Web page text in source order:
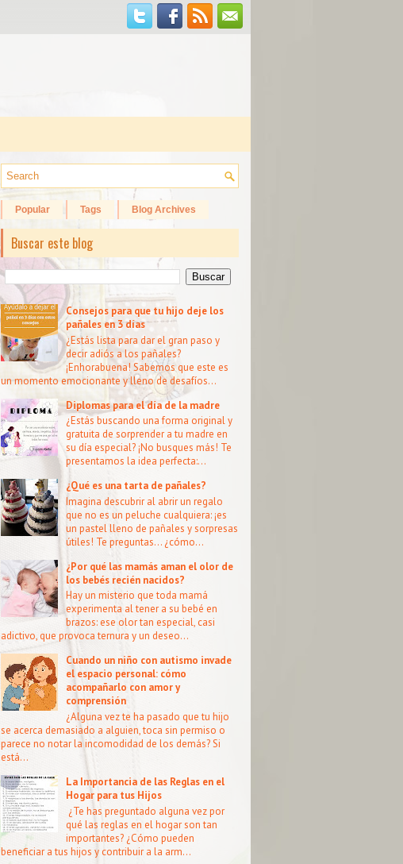
Popular Tags Blog Archives
Buscar este blog
Consejos para que tu hijo deje los
pañales en 3 días
¿Estás lista para dar el gran paso y
decir adiós a los pañales?
¡Enhorabuena! Sabemos que este es
un momento emocionante y lleno de desafíos...
Diplomas para el día de la madre
¿Estás buscando una forma original y
gratuita de sorprender a tu madre en
su día especial? ¡No busques más! Te
presentamos la idea perfecta:...
¿Qué es una tarta de pañales?
Imagina descubrir al abrir un regalo
que no es un peluche cualquiera: ¡es
un pastel lleno de pañales y sorpresas
útiles! Te preguntas… ¿cómo...
¿Por qué las mamás aman el olor de
los bebés recién nacidos?
Hay un misterio que toda mamá
experimenta al tener a su bebé en
brazos: ese olor tan especial, casi
adictivo, que provoca ternura y un deseo...
Cuando un niño con autismo invade
el espacio personal: cómo
acompañarlo con amor y
comprensión
¿Alguna vez te ha pasado que tu hijo
se acerca demasiado a alguien, toca sin permiso o
parece no notar la incomodidad de los demás? Si
está...
La Importancia de las Reglas en el
Hogar para tus Hijos
¿Te has preguntado alguna vez por
qué las reglas en el hogar son tan
importantes? ¿Cómo pueden
beneficiar a tus hijos y contribuir a la arm...